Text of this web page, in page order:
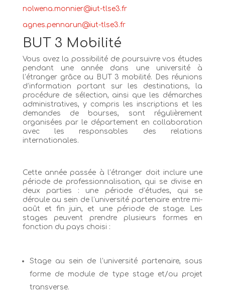
nolwena.monnier@iut-tlse3.fr
agnes.pennarun@iut-tlse3.fr
BUT 3 Mobilité
Vous avez la possibilité de poursuivre vos études
pendant une année dans une université à
l’étranger grâce au BUT 3 mobilité. Des réunions
d’information portant sur les destinations, la
procédure de sélection, ainsi que les démarches
administratives, y compris les inscriptions et les
demandes de bourses, sont régulièrement
organisées par le département en collaboration
avec les responsables des relations
internationales.
Cette année passée à l’étranger doit inclure une
période de professionnalisation, qui se divise en
deux parties : une période d’études, qui se
déroule au sein de l’université partenaire entre mi-
août et fin juin, et une période de stage. Les
stages peuvent prendre plusieurs formes en
fonction du pays choisi :
Stage au sein de l’université partenaire, sous
forme de module de type stage et/ou projet
transverse.